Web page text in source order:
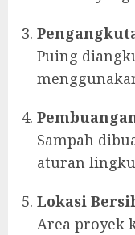
Puing
Sampah
aturan
Lokasi
Area proyek